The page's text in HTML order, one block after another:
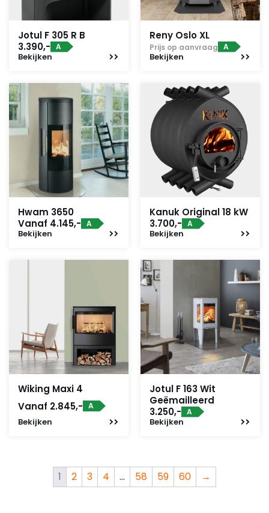
Jotul F 305 R B
3.390,- A
Bekijken
Reny Oslo XL
Prijs op aanvraag A
Bekijken
Hwam 3650
Vanaf 4.145,- A
Bekijken
Kanuk Original 18 kW
3.700,- A
Bekijken
Wiking Maxi 4
Vanaf 2.845,- A
Bekijken
Jotul F 163 Wit
Geëmailleerd
3.250,- A
Bekijken
1 2 3 4 … 58 59 60 →